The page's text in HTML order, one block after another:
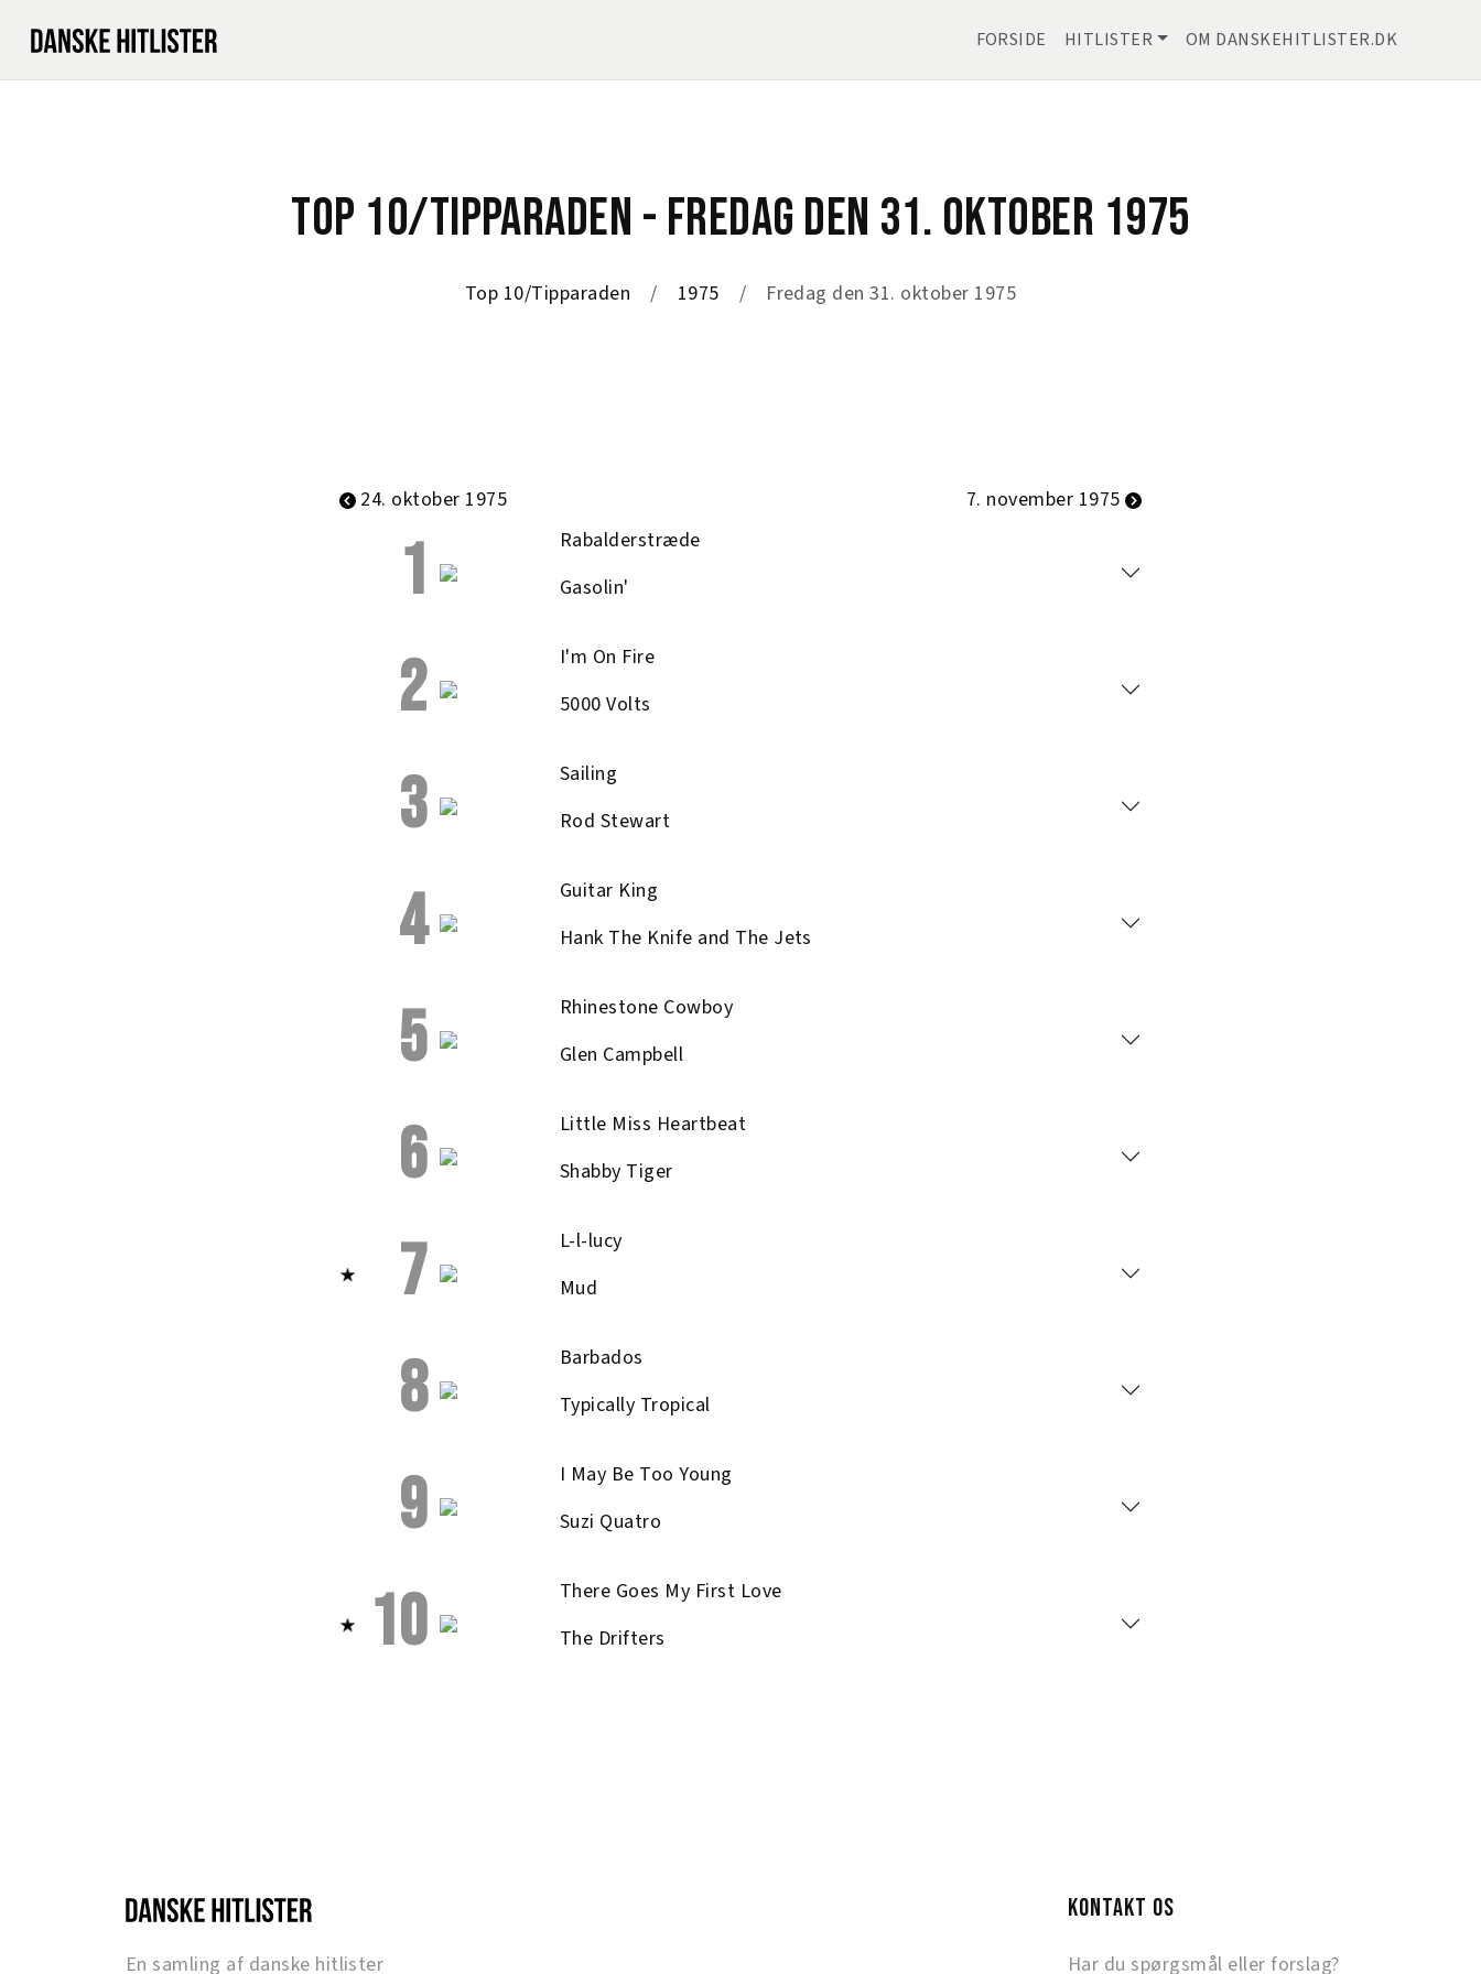
FORSIDE HITLISTER OM DANSKEHITLISTER.DK
TOP 10/TIPPARADEN - FREDAG DEN 31. OKTOBER 1975
Top 10/Tipparaden 1975 Fredag den 31. oktober 1975
24. oktober 1975 7. november 1975
1
Rabalderstræde
Gasolin'
2
I'm On Fire
5000 Volts
3
Sailing
Rod Stewart
4
Guitar King
Hank The Knife and The Jets
5
Rhinestone Cowboy
Glen Campbell
6
Little Miss Heartbeat
Shabby Tiger
7
L-l-lucy
Mud
8
Barbados
Typically Tropical
9
I May Be Too Young
Suzi Quatro
10
There Goes My First Love
The Drifters
En samling af danske hitlister
KONTAKT OS
Har du spørgsmål eller forslag?